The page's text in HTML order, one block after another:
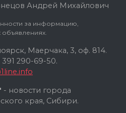
Андрей Михайлович
за информацию,
Маерчака, 3, оф. 814.
391 290-69-50.
- новости города
края, Сибири.